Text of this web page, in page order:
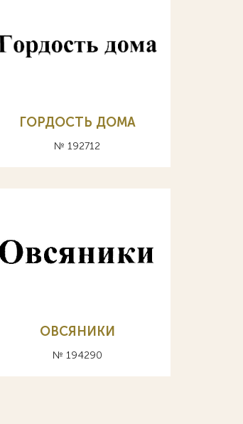
ГОРДОСТЬ ДОМА
№ 192712
ОВСЯНИКИ
№ 194290